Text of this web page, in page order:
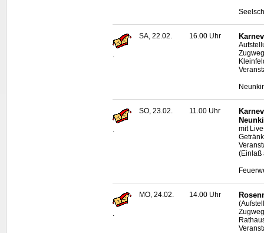
.
SA, 22.02. 16.00 Uhr
.
SO, 23.02. 11.00 Uhr
mit Live
(Einlaß
.
MO, 24.02. 14.00 Uhr